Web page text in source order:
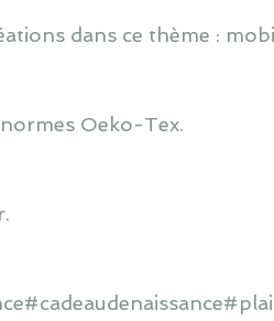
dans ce thème :
Oeko-Tex.